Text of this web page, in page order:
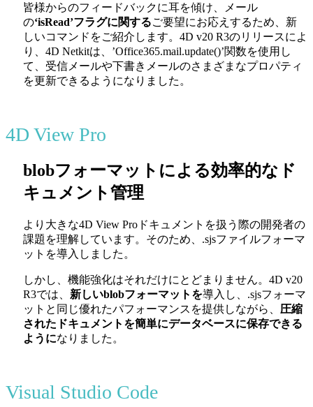
皆様からのフィードバックに耳を傾け、メール
の‘isRead’フラグに関するご要望にお応えするため、新
しいコマンドをご紹介します。4D v20 R3のリリースによ
り、4D Netkitは、’Office365.mail.update()’関数を使用し
て、受信メールや下書きメールのさまざまなプロパティ
を更新できるようになりました。
4D View Pro
blobフォーマットによる効率的なド
キュメント管理
より大きな4D View Proドキュメントを扱う際の開発者の
課題を理解しています。そのため、.sjsファイルフォーマ
ットを導入しました。
しかし、機能強化はそれだけにとどまりません。4D v20
R3では、 新しいblobフォーマットを導入し、.sjsフォーマ
ットと同じ優れたパフォーマンスを提供しながら、 圧縮
されたドキュメントを簡単にデータベースに保存できる
ようになりました。
Visual Studio Code